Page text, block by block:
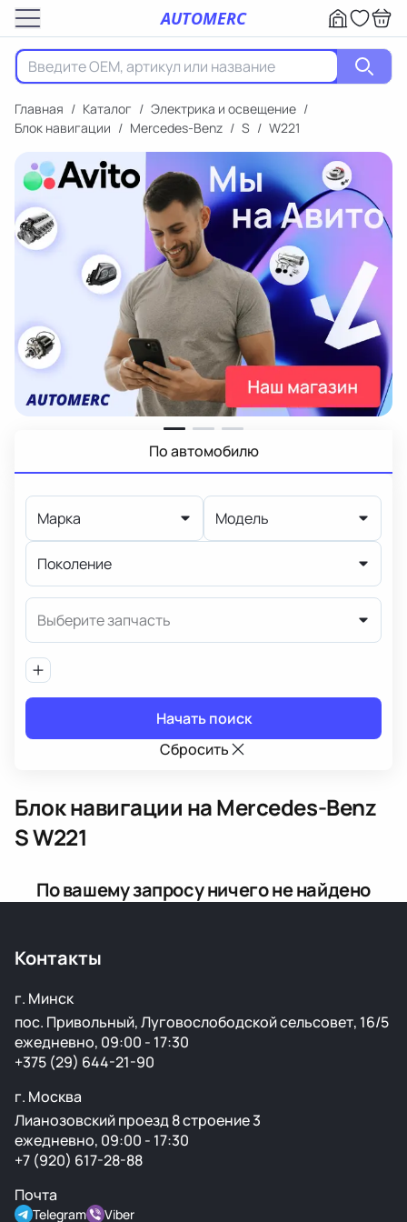
AUTOMERC
Главная / Каталог / Электрика и освещение /
Блок навигации / Mercedes-Benz / S / W221
По автомобилю
Марка Модель
Поколение
Выберите запчасть
Начать поиск
Сбросить
Блок навигации на Mercedes-Benz
S W221
По вашему запросу ничего не найдено
Контакты
г. Минск
пос. Привольный, Луговослободской сельсовет, 16/5
ежедневно, 09:00 - 17:30
+375 (29) 644-21-90
г. Москва
Лианозовский проезд 8 строение 3
ежедневно, 09:00 - 17:30
+7 (920) 617-28-88
Почта
Telegram Viber